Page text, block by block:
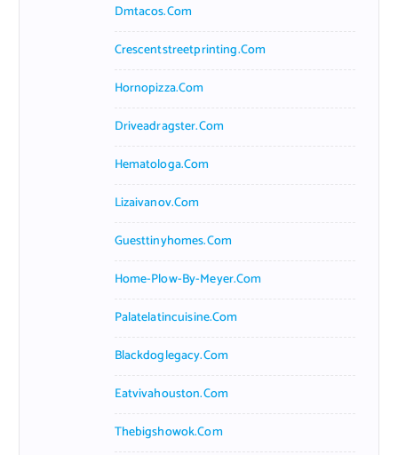
Dmtacos.com
Crescentstreetprinting.com
Hornopizza.com
Driveadragster.com
Hematologa.com
Lizaivanov.com
Guesttinyhomes.com
Home-Plow-By-Meyer.com
Palatelatincuisine.com
Blackdoglegacy.com
Eatvivahouston.com
Thebigshowok.com